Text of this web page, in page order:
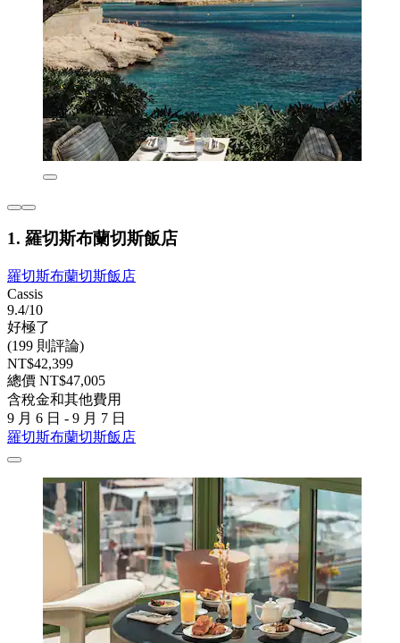
1. 羅切斯布蘭切斯飯店
羅切斯布蘭切斯飯店
Cassis
9.4/10
好極了
(199 則評論)
NT$42,399
總價 NT$47,005
含稅金和其他費用
9 月 6 日 - 9 月 7 日
羅切斯布蘭切斯飯店